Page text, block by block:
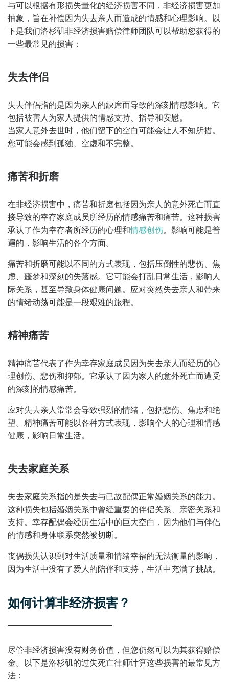
与可以根据有形损失量化的经济损害不同，非经济损害更加
抽象，旨在补偿因为失去亲人而造成的情感和心理影响。以
下是我们洛杉矶非经济损害赔偿律师团队可以帮助您获得的
一些最常见的损害：
失去伴侣
失去伴侣指的是因为亲人的缺席而导致的深刻情感影响。它
包括被害人为家人提供的情感支持、指导和安慰。
当家人意外去世时，他们留下的空白可能会让人不知所措。
您可能会感到孤独、空虚和不完整。
痛苦和折磨
在非经济损害中，痛苦和折磨包括因为亲人的意外死亡而直
接导致的幸存家庭成员所经历的情感痛苦和痛苦。这种损害
承认了作为幸存者所经历的心理和情感创伤。影响可能是普
遍的，影响生活的各个方面。
痛苦和折磨可能以不同的方式表现，包括压倒性的悲伤、焦
虑、噩梦和深刻的失落感。它可能会打乱日常生活，影响人
际关系，甚至导致身体健康问题。应对突然失去亲人和带来
的情绪动荡可能是一段艰难的旅程。
精神痛苦
精神痛苦代表了作为幸存家庭成员因为失去亲人而经历的心
理创伤、悲伤和抑郁。它承认了因为家人的意外死亡而遭受
的深刻的情感痛苦。
应对失去亲人常常会导致强烈的情绪，包括悲伤、焦虑和绝
望。精神痛苦可能以各种方式表现，影响个人的心理和情感
健康，影响日常生活。
失去家庭关系
失去家庭关系指的是失去与已故配偶正常婚姻关系的能力。
这种损失包括婚姻关系中曾经重要的伴侣关系、亲密关系和
支持。幸存配偶会经历生活中的巨大空白，因为他们与伴侣
的情感和身体联系突然被切断。
丧偶损失认识到对生活质量和情绪幸福的无法衡量的影响，
因为生活中没有了爱人的陪伴和支持，生活中充满了挑战。
如何计算非经济损害？
尽管非经济损害没有财务价值，但您仍然可以为其获得赔偿
金。以下是洛杉矶的过失死亡律师计算这些损害的最常见方
法：